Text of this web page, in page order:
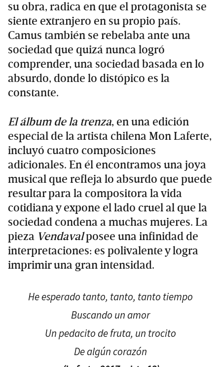
su obra, radica en que el protagonista se
siente extranjero en su propio país.
Camus también se rebelaba ante una
sociedad que quizá nunca logró
comprender, una sociedad basada en lo
absurdo, donde lo distópico es la
constante.
El álbum de la trenza, en una edición
especial de la artista chilena Mon Laferte,
incluyó cuatro composiciones
adicionales. En él encontramos una joya
musical que refleja lo absurdo que puede
resultar para la compositora la vida
cotidiana y expone el lado cruel al que la
sociedad condena a muchas mujeres. La
pieza Vendavalposee una infinidad de
interpretaciones: es polivalente y logra
imprimir una gran intensidad.
He esperado tanto, tanto, tanto tiempo
Buscando un amor
Un pedacito de fruta, un trocito
De algún corazón